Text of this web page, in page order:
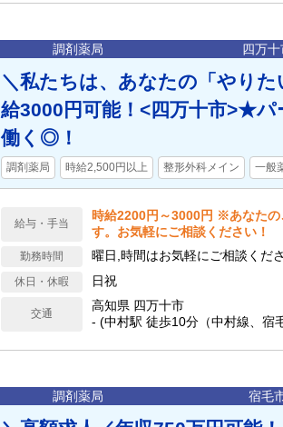
調剤薬局 四万十
＼私たちは、あなたの「やり
給3000円可能！<四万十市>★
働く◎！
調剤薬局 時給2,500円以上 整形外科メイン 一般
給与・手当
時給2200円～3000円 ※あなたの
す。お気軽にご相談ください！
勤務時間 曜日,時間はお気軽にご相談くだ
休日・休暇 日祝
交通
高知県 四万十市
- (中村駅 徒歩10分（中村線、宿
調剤薬局 宿毛